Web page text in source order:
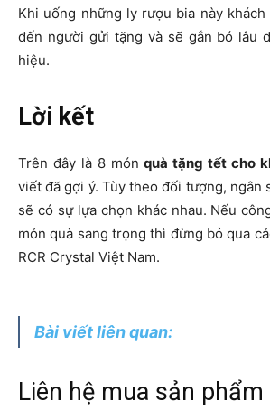
Khi uống những ly rượu bia này
đến người gửi tặng và sẽ gắn bó lâu
hiệu.
Lời kết
Trên đây là 8 món quà tặng tết cho
viết đã gợi ý. Tùy theo đối tượng, ngân
sẽ có sự lựa chọn khác nhau. Nếu
món quà sang trọng thì đừng bỏ qua
RCR Crystal Việt Nam.
Bài viết liên quan:
Liên hệ mua sản phẩm